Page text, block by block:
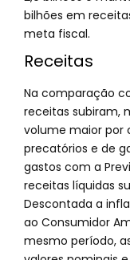
bilhões em
meta fiscal.
Receitas
Na comparação
receitas subiram,
volume maior por
precatórios e de
gastos com a
receitas líquidas
Descontada a
ao Consumidor
mesmo período,